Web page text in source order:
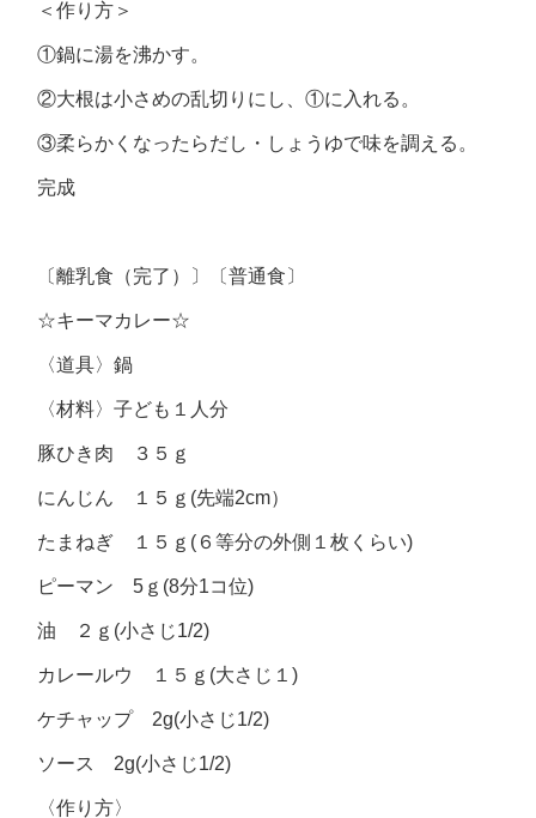
＜作り方＞
①鍋に湯を沸かす。
②大根は小さめの乱切りにし、①に入れる。
③柔らかくなったらだし・しょうゆで味を調える。
完成
〔離乳食（完了）〕〔普通食〕
☆キーマカレー☆
〈道具〉鍋
〈材料〉子ども１人分
豚ひき肉 ３５ｇ
にんじん １５ｇ(先端2cm）
たまねぎ １５ｇ(６等分の外側１枚くらい)
ピーマン 5ｇ(8分1コ位)
油 ２ｇ(小さじ1/2)
カレールウ １５ｇ(大さじ１)
ケチャップ 2g(小さじ1/2)
ソース 2g(小さじ1/2)
〈作り方〉